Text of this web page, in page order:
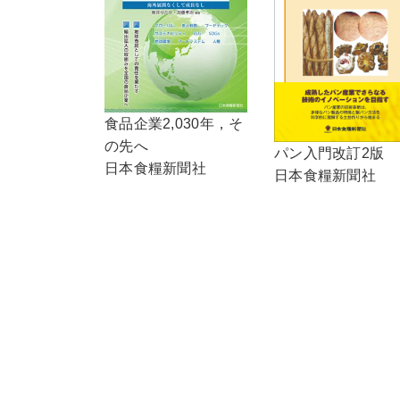
食品企業2,030年，そ
の先へ
日本食糧新聞社
パン入門改訂2版
日本食糧新聞社